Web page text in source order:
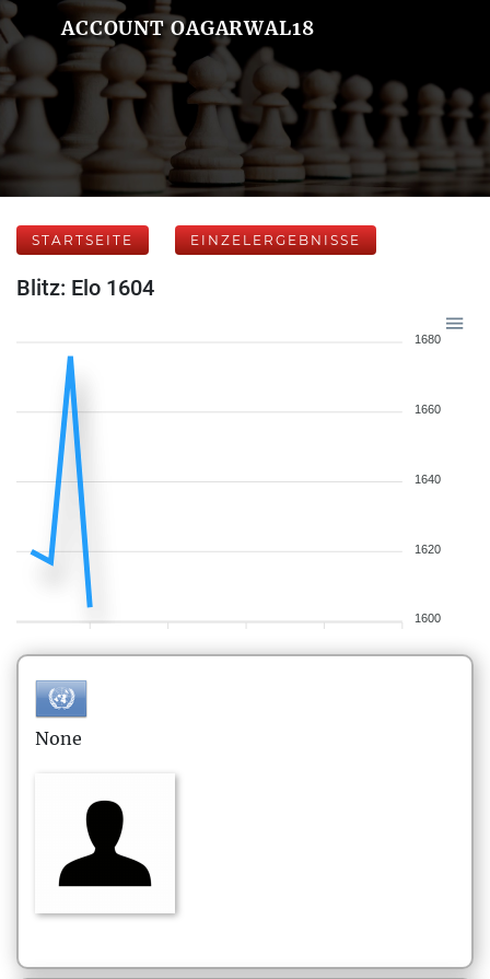
ACCOUNT OAGARWAL18
STARTSEITE EINZELERGEBNISSE
Blitz: Elo 1604
1680
1660
1640
1620
1600
None